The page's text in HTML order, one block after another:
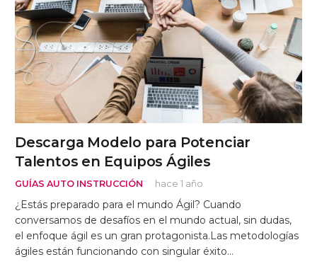
Descarga Modelo para Potenciar
Talentos en Equipos Ágiles
GUÍAS AUTO INSTRUCCIÓN hace 1 año
¿Estás preparado para el mundo Ágil? Cuando
conversamos de desafíos en el mundo actual, sin dudas,
el enfoque ágil es un gran protagonista.Las metodologías
ágiles están funcionando con singular éxito…